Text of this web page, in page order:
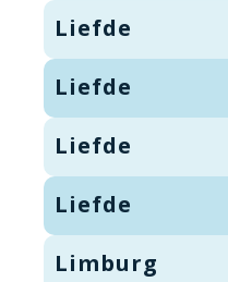
Liefde
Liefde
Liefde
Liefde
Limburg